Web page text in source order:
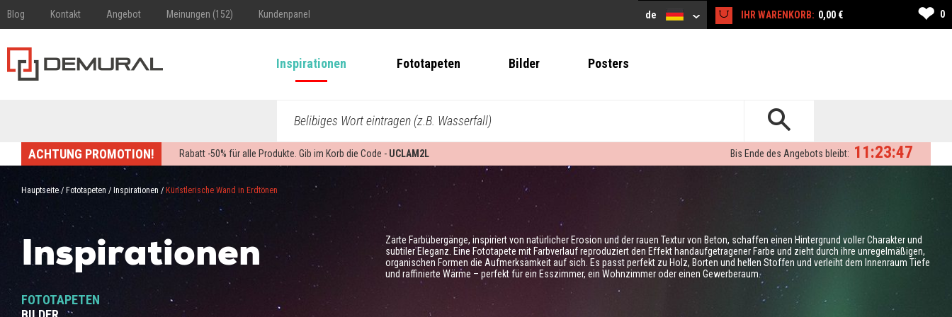
Blog Kontakt Angebot Meinungen (152) Kundenpanel de IHR WARENKORB: 0,00 € ❤ 0
Inspirationen Fototapeten Bilder Posters
Belibiges Wort eintragen (z.B. Wasserfall)
ACHTUNG PROMOTION! Rabatt -50% für alle Produkte. Gib im Korb die Code - UCLAM2L 11:23:46
Bis Ende des Angebots bleibt:
Hauptseite/ Fototapeten / Inspirationen / Künstlerische Wand in Erdtönen
Inspirationen
FOTOTAPETEN
Zarte Farbübergänge, inspiriert von natürlicher Erosion und der rauen Textur von Beton, schaffen einen Hintergrund voller Charakter und
subtiler Eleganz. Eine Fototapete mit Farbverlauf reproduziert den Effekt handaufgetragener Farbe und zieht durch ihre unregelmäßigen,
organischen Formen die Aufmerksamkeit auf sich. Es passt perfekt zu Holz, Borten und hellen Stoffen und verleiht dem Innenraum Tiefe
und raffinierte Wärme – perfekt für ein Esszimmer, ein Wohnzimmer oder einen Gewerberaum.